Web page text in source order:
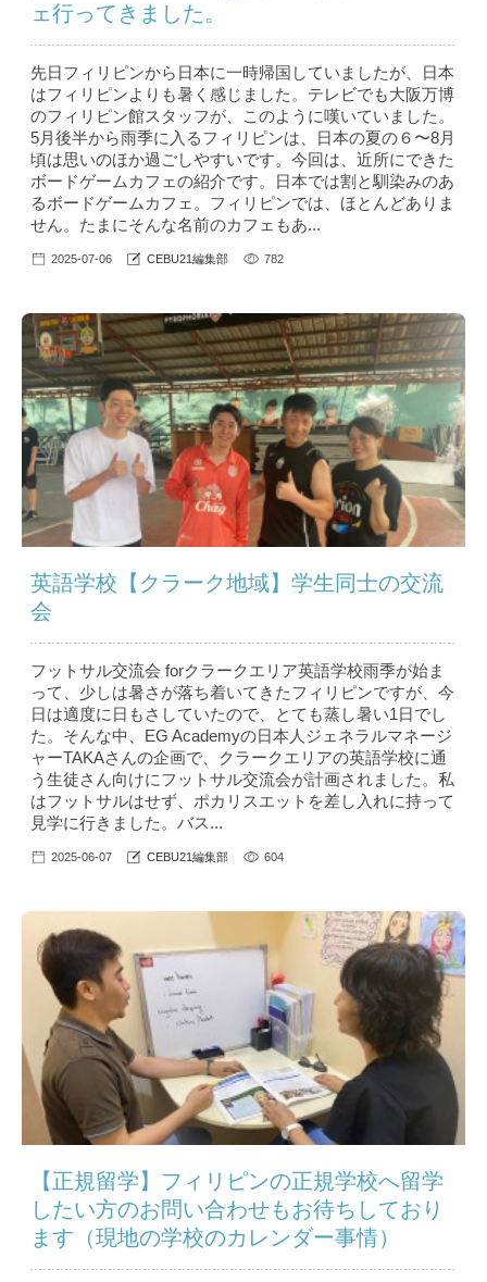
ェ行ってきました。
先日フィリピンから日本に一時帰国していましたが、日本
はフィリピンよりも暑く感じました。テレビでも大阪万博
のフィリピン館スタッフが、このように嘆いていました。
5月後半から雨季に入るフィリピンは、日本の夏の６〜8月
頃は思いのほか過ごしやすいです。今回は、近所にできた
ボードゲームカフェの紹介です。日本では割と馴染みのあ
るボードゲームカフェ。フィリピンでは、ほとんどありま
せん。たまにそんな名前のカフェもあ...
2025-07-06 CEBU21編集部 782
英語学校【クラーク地域】学生同士の交流
会
フットサル交流会 forクラークエリア英語学校雨季が始ま
って、少しは暑さが落ち着いてきたフィリピンですが、今
日は適度に日もさしていたので、とても蒸し暑い1日でし
た。そんな中、EG Academyの日本人ジェネラルマネージ
ャーTAKAさんの企画で、クラークエリアの英語学校に通
う生徒さん向けにフットサル交流会が計画されました。私
はフットサルはせず、ポカリスエットを差し入れに持って
見学に行きました。バス...
2025-06-07 CEBU21編集部 604
【正規留学】フィリピンの正規学校へ留学
したい方のお問い合わせもお待ちしており
ます（現地の学校のカレンダー事情）